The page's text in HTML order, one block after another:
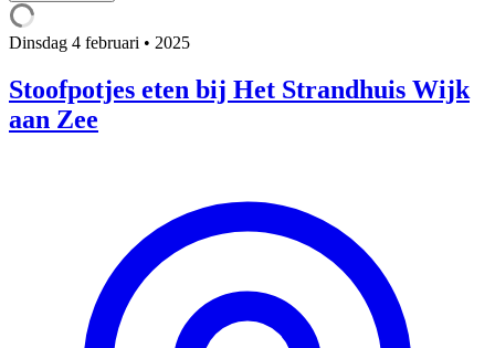
Dinsdag 4 februari • 2025
Stoofpotjes eten bij Het Strandhuis Wijk
aan Zee